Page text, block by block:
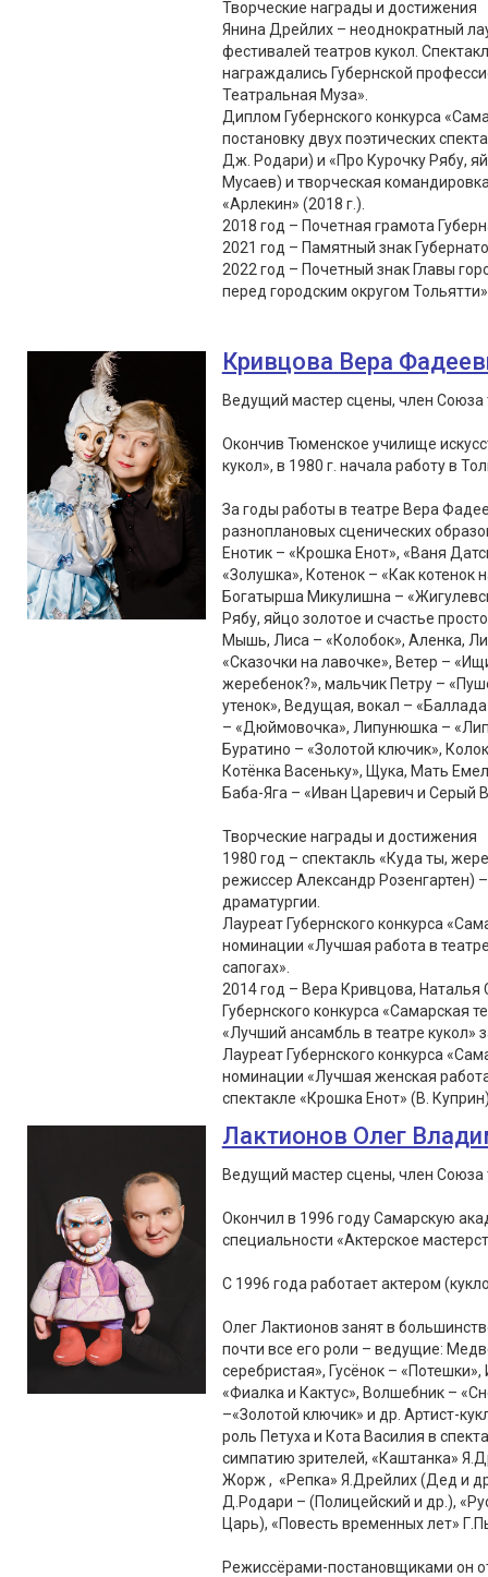
Творческие награды и достижения
Янина Дрейлих – неоднократный
фестивалей театров кукол.
награждались Губернской
Театральная Муза».
Диплом Губернского конкурса
постановку двух поэтических
Дж. Родари) и «Про Курочку Рябу,
Мусаев) и творческая
«Арлекин» (2018 г.).
2018 год – Почетная грамота
2021 год – Памятный знак
2022 год – Почетный знак Главы
перед городским округом
Кривцова Вера
Ведущий мастер сцены, член Союза
Окончив Тюменское училище
кукол», в 1980 г. начала работу в
За годы работы в театре Вера
разноплановых сценических
Енотик – «Крошка Енот», «Ваня
«Золушка», Котенок – «Как
Богатырша Микулишна –
Рябу, яйцо золотое и счастье
Мышь, Лиса – «Колобок», Аленка,
«Сказочки на лавочке», Ветер –
жеребенок?», мальчик Петру –
утенок», Ведущая, вокал –
– «Дюймовочка», Липунюшка –
Буратино – «Золотой ключик»,
Котёнка Васеньку», Щука, Мать
Баба-Яга – «Иван Царевич и Серый
Творческие награды и достижения
1980 год – спектакль «Куда ты,
режиссер Александр Розенгартен)
драматургии.
Лауреат Губернского конкурса
номинации «Лучшая работа в
сапогах».
2014 год – Вера Кривцова,
Губернского конкурса «Самарская
«Лучший ансамбль в театре кукол»
Лауреат Губернского конкурса
номинации «Лучшая женская
спектакле «Крошка Енот» (В.
Лактионов Олег
Ведущий мастер сцены, член Союза
Окончил в 1996 году Самарскую
специальности «Актерское
С 1996 года работает актером
Олег Лактионов занят в
почти все его роли – ведущие:
серебристая», Гусёнок –
«Фиалка и Кактус», Волшебник –
–«Золотой ключик» и др. Артист-
роль Петуха и Кота Василия в
симпатию зрителей, «Каштанка»
Жорж , «Репка» Я.Дрейлих (Дед и
Д.Родари – (Полицейский и др.),
Царь), «Повесть временных лет»
Режиссёрами-постановщиками он